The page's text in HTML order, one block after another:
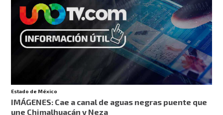
Estado de México
IMÁGENES: Cae a canal de aguas negras puente que
une Chimalhuacán y Neza